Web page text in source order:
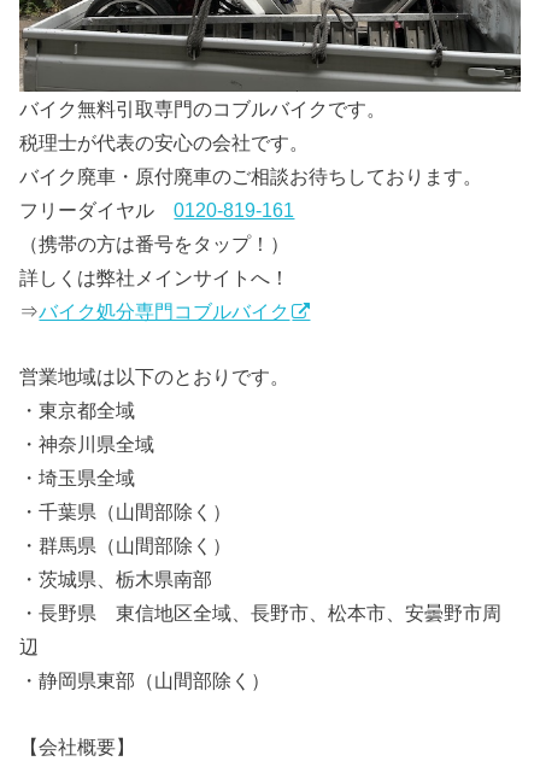
バイク無料引取専門のコブルバイクです。
税理士が代表の安心の会社です。
バイク廃車・原付廃車のご相談お待ちしております。
フリーダイヤル0120-819-161
（携帯の方は番号をタップ！）
詳しくは弊社メインサイトへ！
⇒バイク処分専門コブルバイク
営業地域は以下のとおりです。
・東京都全域
・神奈川県全域
・埼玉県全域
・千葉県（山間部除く）
・群馬県（山間部除く）
・茨城県、栃木県南部
・長野県 東信地区全域、長野市、松本市、安曇野市周
辺
・静岡県東部（山間部除く）
【会社概要】